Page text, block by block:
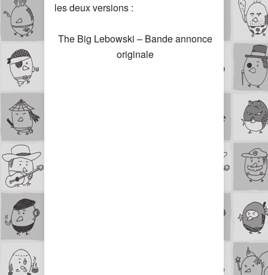
les deux versions :
The Big Lebowski – Bande annonce
originale